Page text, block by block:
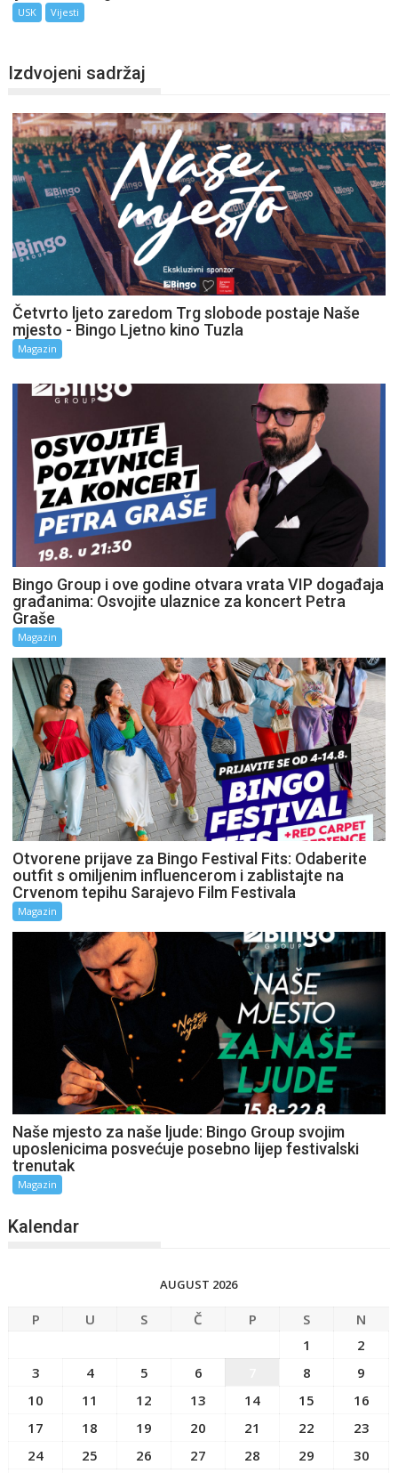
USK Vijesti
Izdvojeni sadržaj
Četvrto ljeto zaredom Trg slobode postaje Naše
mjesto - Bingo Ljetno kino Tuzla
Magazin
Bingo Group i ove godine otvara vrata VIP događaja
građanima: Osvojite ulaznice za koncert Petra
Graše
Magazin
Otvorene prijave za Bingo Festival Fits: Odaberite
outfit s omiljenim influencerom i zablistajte na
Crvenom tepihu Sarajevo Film Festivala
Magazin
Naše mjesto za naše ljude: Bingo Group svojim
uposlenicima posvećuje posebno lijep festivalski
trenutak
Magazin
Kalendar
AUGUST 2026
P U S Č P S
N
1
2
3
4 5 6 8
9
10
11 12 13 14 15
16
17
18 19 20 21 22
23
24
25 26 27 28 29
30